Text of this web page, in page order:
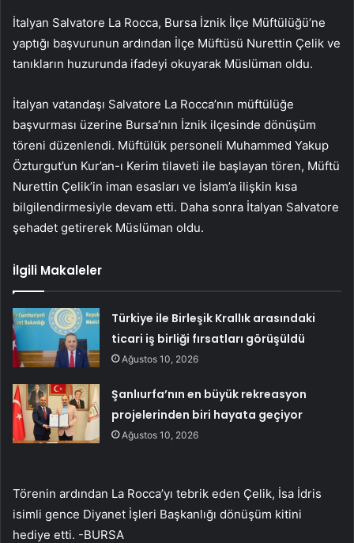
İtalyan Salvatore La Rocca, Bursa İznik İlçe Müftülüğü’ne
yaptığı başvurunun ardından İlçe Müftüsü Nurettin Çelik ve
tanıkların huzurunda ifadeyi okuyarak Müslüman oldu.
İtalyan vatandaşı Salvatore La Rocca’nın müftülüğe
başvurması üzerine Bursa’nın İznik ilçesinde dönüşüm
töreni düzenlendi. Müftülük personeli Muhammed Yakup
Özturgut’un Kur’an-ı Kerim tilaveti ile başlayan tören, Müftü
Nurettin Çelik’in iman esasları ve İslam’a ilişkin kısa
bilgilendirmesiyle devam etti. Daha sonra İtalyan Salvatore
şehadet getirerek Müslüman oldu.
İlgili Makaleler
Türkiye ile Birleşik Krallık arasındaki
ticari iş birliği fırsatları görüşüldü
Ağustos 10, 2026
Şanlıurfa’nın en büyük rekreasyon
projelerinden biri hayata geçiyor
Ağustos 10, 2026
Törenin ardından La Rocca’yı tebrik eden Çelik, İsa İdris
isimli gence Diyanet İşleri Başkanlığı dönüşüm kitini
hediye etti. -BURSA